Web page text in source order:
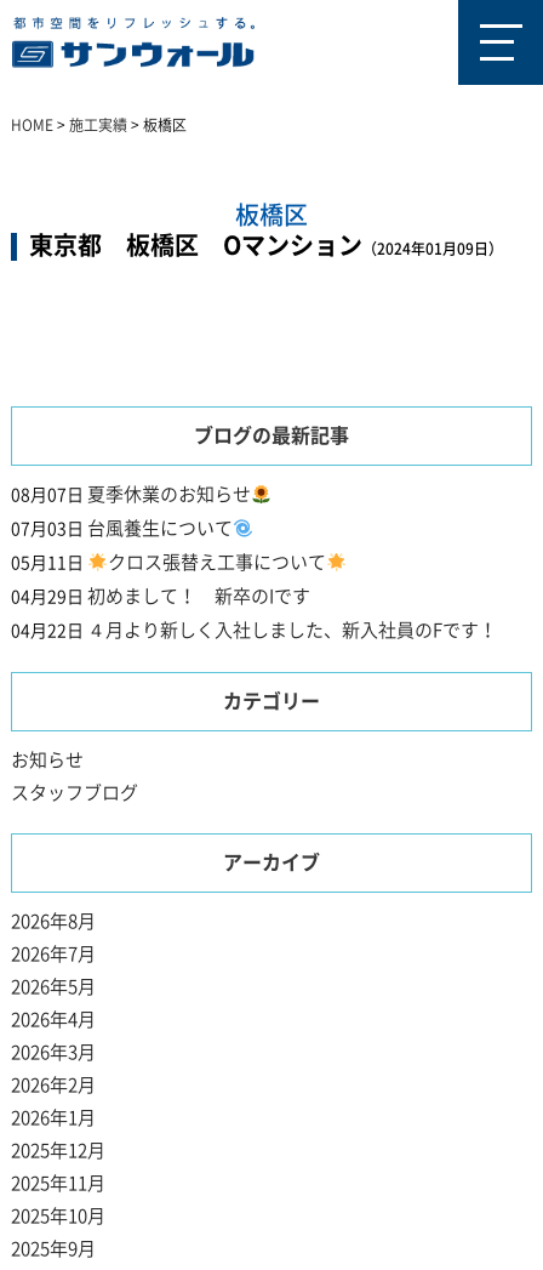
HOME> 施工実績> 板橋区
板橋区
東京都 板橋区 Oマンション （2024年01月09日）
ブログの最新記事
08月07日 夏季休業のお知らせ
07月03日 台風養生について
05月11日 クロス張替え工事について
04月29日 初めまして！ 新卒のIです
04月22日 ４月より新しく入社しました、新入社員のFです！
カテゴリー
お知らせ
スタッフブログ
アーカイブ
2026年8月
2026年7月
2026年5月
2026年4月
2026年3月
2026年2月
2026年1月
2025年12月
2025年11月
2025年10月
2025年9月